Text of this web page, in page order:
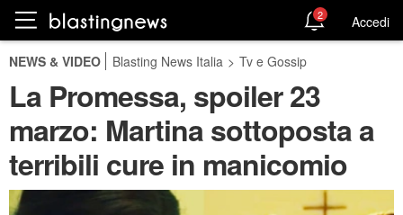
2 Accedi
NEWS & VIDEO Blasting News Italia > Tv e Gossip
La Promessa, spoiler 23
marzo: Martina sottoposta a
terribili cure in manicomio